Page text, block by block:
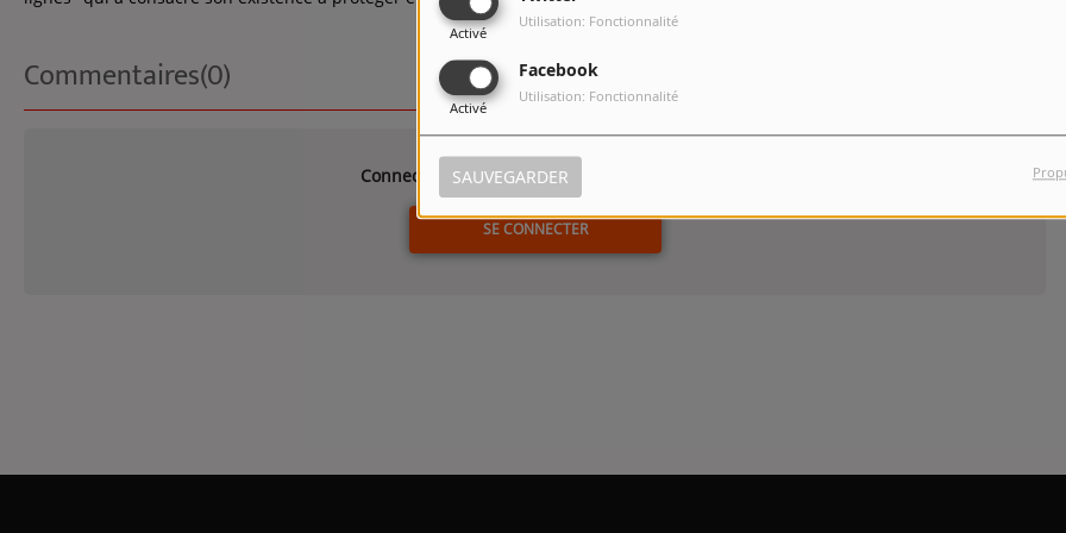
Activé
Utilisation: Fonctionnalité
Facebook
Activé
Utilisation: Fonctionnalité
SAUVEGARDER
Commentaires(0)
Connectez-vous pour commenter cet article
SE CONNECTER